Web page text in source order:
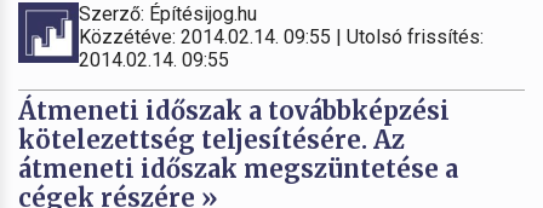
Szerző: Építésijog.hu
Közzétéve: 2014.02.14. 09:55 | Utolsó frissítés:
2014.02.14. 09:55
Átmeneti időszak a továbbképzési
kötelezettség teljesítésére. Az
átmeneti időszak megszüntetése a
cégek részére »